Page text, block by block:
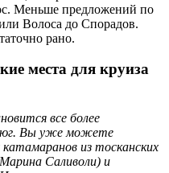
Меньше предложений по
Волоса до Спорадов.
рано.
места для круиза
все более
юг. Вы уже можете
из тосканских
Саливоли) и